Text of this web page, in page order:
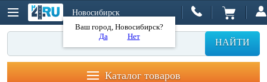
Новосибирск
Ваш город, Новосибирск?
Да
Нет
НАЙТИ
Каталог товаров